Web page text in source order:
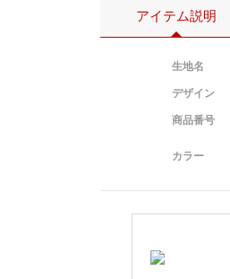
アイテム説明
生地名
デザイン
商品番号
カラー